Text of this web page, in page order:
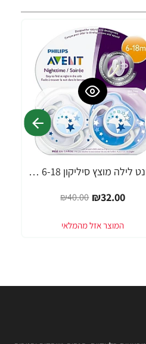
אוונט לילה מוצץ סיליקון 6-18 חודשים 2 יחידות - מבית Philips Avent
₪32.00
₪40.00